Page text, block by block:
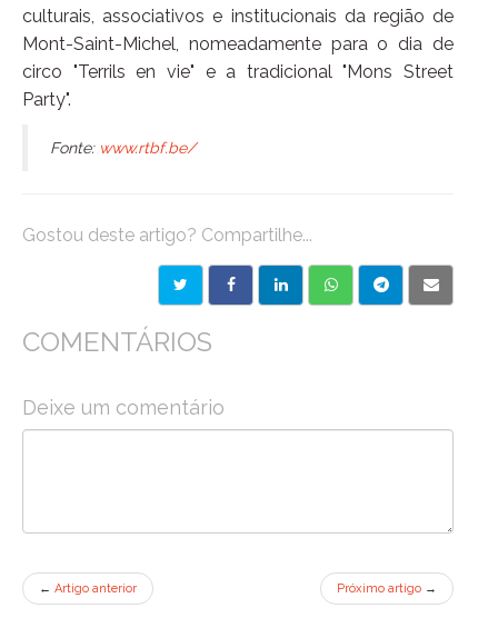
culturais, associativos e institucionais da região de
Mont-Saint-Michel, nomeadamente para o dia de
circo "Terrils en vie" e a tradicional "Mons Street
Party".
Fonte: www.rtbf.be/
Gostou deste artigo? Compartilhe...
COMENTÁRIOS
Deixe um comentário
← Artigo anterior Próximo artigo →